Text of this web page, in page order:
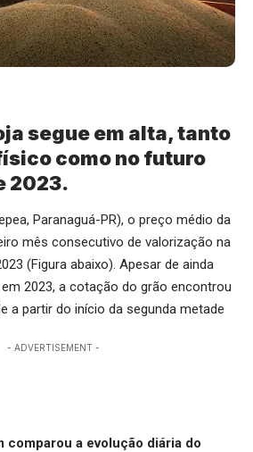
segue em alta, tanto
como no futuro
2023.
Paranaguá-PR), o preço médio da
mês consecutivo de valorização na
(Figura abaixo). Apesar de ainda
2023, a cotação do grão encontrou
a partir do início da segunda metade
- ADVERTISEMENT -
comparou a evolução diária do